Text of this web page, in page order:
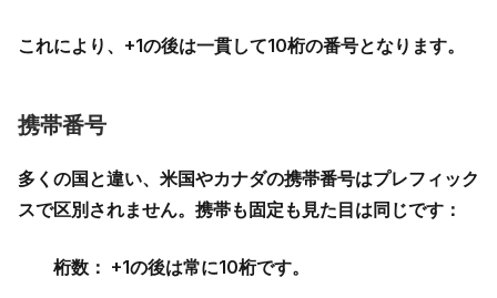
これにより、+1の後は一貫して10桁の番号となります。
携帯番号
多くの国と違い、米国やカナダの携帯番号はプレフィック
スで区別されません。携帯も固定も見た目は同じです：
桁数： +1の後は常に10桁です。